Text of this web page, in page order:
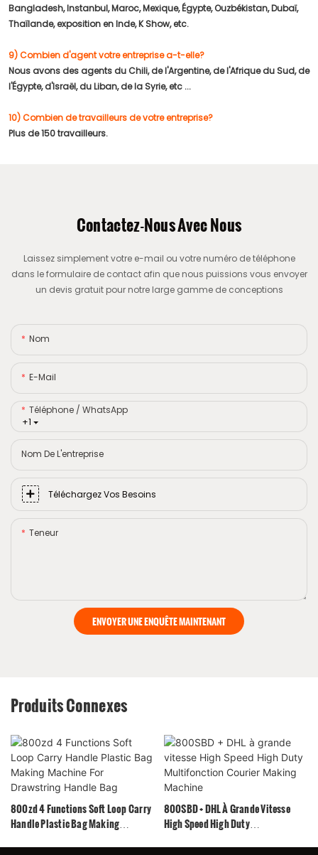
Bangladesh, Instanbul, Maroc, Mexique, Égypte, Ouzbékistan, Dubaï,
Thaïlande, exposition en Inde, K Show, etc.
9) Combien d'agent votre entreprise a-t-elle?
Nous avons des agents du Chili, de l'Argentine, de l'Afrique du Sud, de
l'Égypte, d'Israël, du Liban, de la Syrie, etc ...
10) Combien de travailleurs de votre entreprise?
Plus de 150 travailleurs.
Contactez-Nous Avec Nous
Laissez simplement votre e-mail ou votre numéro de téléphone
dans le formulaire de contact afin que nous puissions vous envoyer
un devis gratuit pour notre large gamme de conceptions
Nom
E-Mail
+1
Téléphone / WhatsApp
Nom De L'entreprise
Téléchargez Vos Besoins
Teneur
ENVOYER UNE ENQUÊTE MAINTENANT
Produits Connexes
800zd 4 Functions Soft Loop Carry
Handle Plastic Bag Making
800SBD + DHL À Grande Vitesse
High Speed ​​High Duty